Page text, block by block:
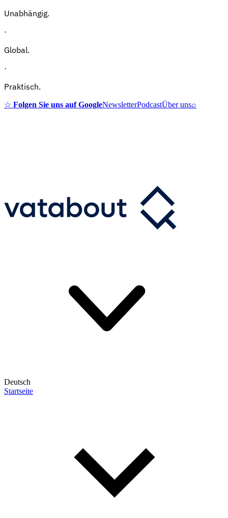
Unabhängig.
·
Global.
·
Praktisch.
☆ Folgen Sie uns auf GoogleNewsletterPodcastÜber uns⌕
Deutsch
Startseite